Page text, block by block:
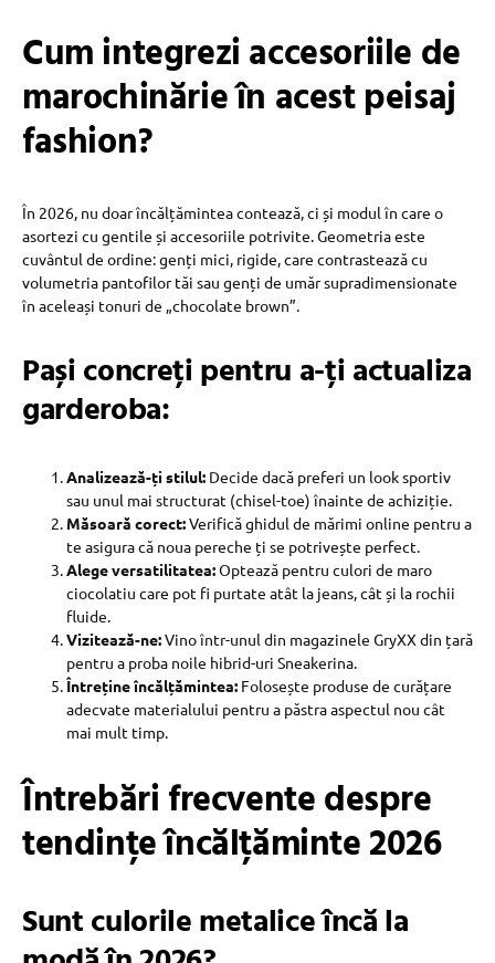
Cum integrezi accesoriile de
marochinărie în acest peisaj
fashion?
În 2026, nu doar încălțămintea contează, ci și modul în care o
asortezi cu gentile și accesoriile potrivite. Geometria este
cuvântul de ordine: genți mici, rigide, care contrastează cu
volumetria pantofilor tăi sau genți de umăr supradimensionate
în aceleași tonuri de „chocolate brown”.
Pași concreți pentru a-ți actualiza
garderoba:
Analizează-ți stilul: Decide dacă preferi un look sportiv
sau unul mai structurat (chisel-toe) înainte de achiziție.
Măsoară corect:Verifică ghidul de mărimi online pentru a
te asigura că noua pereche ți se potrivește perfect.
Alege versatilitatea:Optează pentru culori de maro
ciocolatiu care pot fi purtate atât la jeans, cât și la rochii
fluide.
Vizitează-ne:Vino într-unul din magazinele GryXX din țară
pentru a proba noile hibrid-uri Sneakerina.
Întreține încălțămintea: Folosește produse de curățare
adecvate materialului pentru a păstra aspectul nou cât
mai mult timp.
Întrebări frecvente despre
tendințe încălțăminte 2026
Sunt culorile metalice încă la